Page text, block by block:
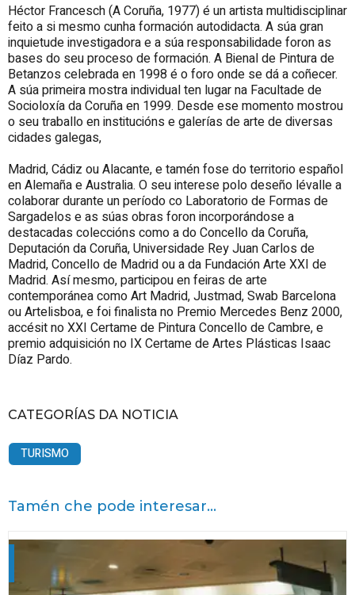
Héctor Francesch (A Coruña, 1977) é un artista multidisciplinar
feito a si mesmo cunha formación autodidacta. A súa gran
inquietude investigadora e a súa responsabilidade foron as
bases do seu proceso de formación. A Bienal de Pintura de
Betanzos celebrada en 1998 é o foro onde se dá a coñecer.
A súa primeira mostra individual ten lugar na Facultade de
Socioloxía da Coruña en 1999. Desde ese momento mostrou
o seu traballo en institucións e galerías de arte de diversas
cidades galegas,
Madrid, Cádiz ou Alacante, e tamén fose do territorio español
en Alemaña e Australia. O seu interese polo deseño lévalle a
colaborar durante un período co Laboratorio de Formas de
Sargadelos e as súas obras foron incorporándose a
destacadas coleccións como a do Concello da Coruña,
Deputación da Coruña, Universidade Rey Juan Carlos de
Madrid, Concello de Madrid ou a da Fundación Arte XXI de
Madrid. Así mesmo, participou en feiras de arte
contemporánea como Art Madrid, Justmad, Swab Barcelona
ou Artelisboa, e foi finalista no Premio Mercedes Benz 2000,
accésit no XXI Certame de Pintura Concello de Cambre, e
premio adquisición no IX Certame de Artes Plásticas Isaac
Díaz Pardo.
CATEGORÍAS DA NOTICIA
TURISMO
Tamén che pode interesar...